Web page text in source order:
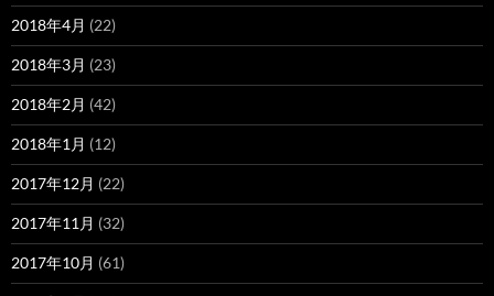
2018年4月 (22)
2018年3月 (23)
2018年2月 (42)
2018年1月 (12)
2017年12月 (22)
2017年11月 (32)
2017年10月 (61)